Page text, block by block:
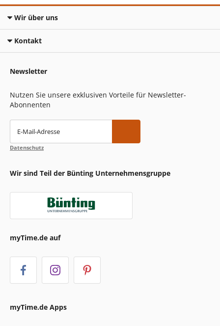
Wir über uns
Kontakt
Newsletter
Nutzen Sie unsere exklusiven Vorteile für Newsletter-
Abonnenten
E-Mail-Adresse
Datenschutz
Wir sind Teil der Bünting Unternehmensgruppe
myTime.de auf
myTime.de Apps